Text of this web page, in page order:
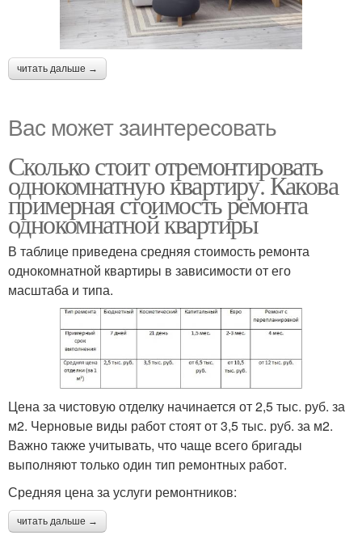
читать дальше →
Вас может заинтересовать
Сколько стоит отремонтировать
однокомнатную квартиру. Какова
примерная стоимость ремонта
однокомнатной квартиры
В таблице приведена средняя стоимость ремонта
однокомнатной квартиры в зависимости от его
масштаба и типа.
Цена за чистовую отделку начинается от 2,5 тыс. руб. за
м2. Черновые виды работ стоят от 3,5 тыс. руб. за м2.
Важно также учитывать, что чаще всего бригады
выполняют только один тип ремонтных работ.
Средняя цена за услуги ремонтников:
читать дальше →